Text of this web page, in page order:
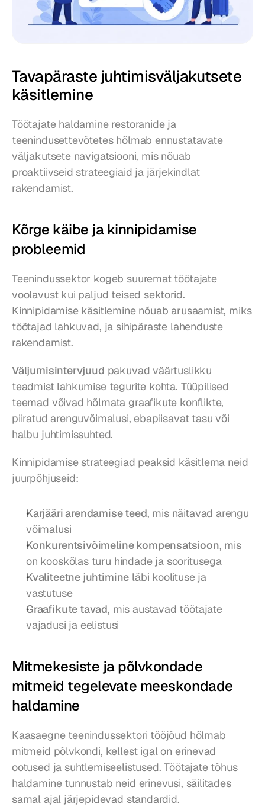
Tavapäraste juhtimisväljakutsete
käsitlemine
Töötajate haldamine restoranide ja
teenindusettevõtetes hõlmab ennustatavate
väljakutsete navigatsiooni, mis nõuab
proaktiivseid strateegiaid ja järjekindlat
rakendamist.
Kõrge käibe ja kinnipidamise
probleemid
Teenindussektor kogeb suuremat töötajate
voolavust kui paljud teised sektorid.
Kinnipidamise käsitlemine nõuab arusaamist, miks
töötajad lahkuvad, ja sihipäraste lahenduste
rakendamist.
Väljumisintervjuud pakuvad väärtuslikku
teadmist lahkumise tegurite kohta. Tüüpilised
teemad võivad hõlmata graafikute konflikte,
piiratud arenguvõimalusi, ebapiisavat tasu või
halbu juhtimissuhted.
Kinnipidamise strateegiad peaksid käsitlema neid
juurpõhjuseid:
Karjääri arendamise teed, mis näitavad arengu
võimalusi
Konkurentsivõimeline kompensatsioon, mis
on kooskõlas turu hindade ja sooritusega
Kvaliteetne juhtimine läbi koolituse ja
vastutuse
Graafikute tavad, mis austavad töötajate
vajadusi ja eelistusi
Mitmekesiste ja põlvkondade
mitmeid tegelevate meeskondade
haldamine
Kaasaegne teenindussektori tööjõud hõlmab
mitmeid põlvkondi, kellest igal on erinevad
ootused ja suhtlemiseelistused. Töötajate tõhus
haldamine tunnustab neid erinevusi, säilitades
samal ajal järjepidevad standardid.